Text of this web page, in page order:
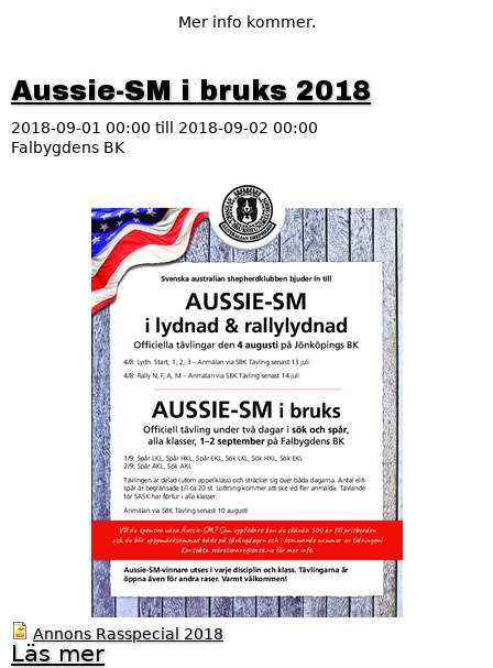
k
s
2
0
Mer info kommer.
Aussie-SM i bruks 2018
2018-09-01 00:00 till 2018-09-02 00:00
Falbygdens BK
s
Annons Rasspecial 2018
Läs mer